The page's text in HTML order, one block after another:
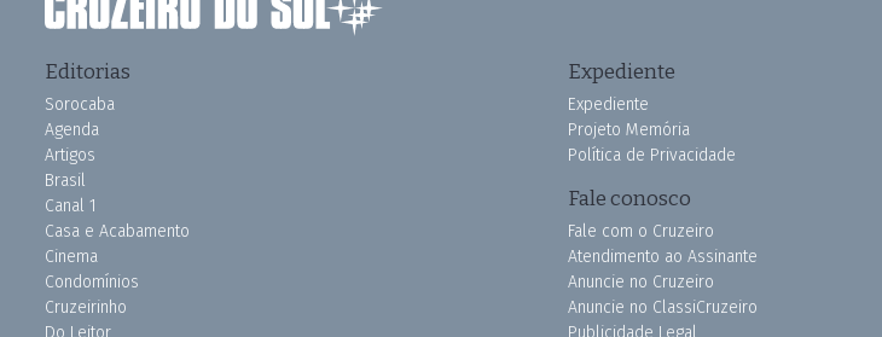
Editorias
Sorocaba
Agenda
Artigos
Brasil
Canal 1
Casa e Acabamento
Cinema
Condomínios
Cruzeirinho
Do Leitor
Expediente
Expediente
Projeto Memória
Política de Privacidade
Fale conosco
Fale com o Cruzeiro
Atendimento ao Assinante
Anuncie no Cruzeiro
Anuncie no ClassiCruzeiro
Publicidade Legal